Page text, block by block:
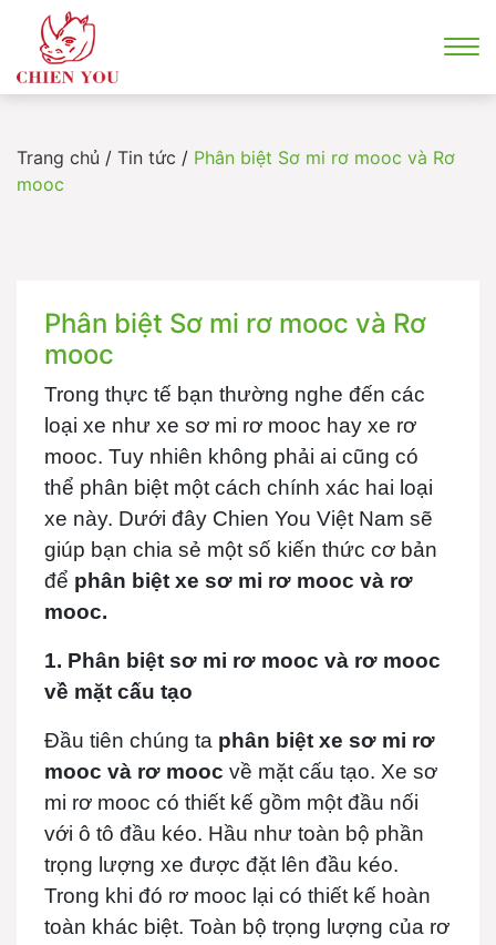
Trang chủ / Tin tức / Phân biệt Sơ mi rơ mooc và Rơ
mooc
Phân biệt Sơ mi rơ mooc và Rơ
mooc
Trong thực tế bạn thường nghe đến các
loại xe như xe sơ mi rơ mooc hay xe rơ
mooc. Tuy nhiên không phải ai cũng có
thể phân biệt một cách chính xác hai loại
xe này. Dưới đây Chien You Việt Nam sẽ
giúp bạn chia sẻ một số kiến thức cơ bản
để phân biệt xe sơ mi rơ mooc và rơ
mooc.
1. Phân biệt sơ mi rơ mooc và rơ mooc
về mặt cấu tạo
Đầu tiên chúng ta phân biệt xe sơ mi rơ
mooc và rơ mooc về mặt cấu tạo. Xe sơ
mi rơ mooc có thiết kế gồm một đầu nối
với ô tô đầu kéo. Hầu như toàn bộ phần
trọng lượng xe được đặt lên đầu kéo.
Trong khi đó rơ mooc lại có thiết kế hoàn
toàn khác biệt. Toàn bộ trọng lượng của rơ